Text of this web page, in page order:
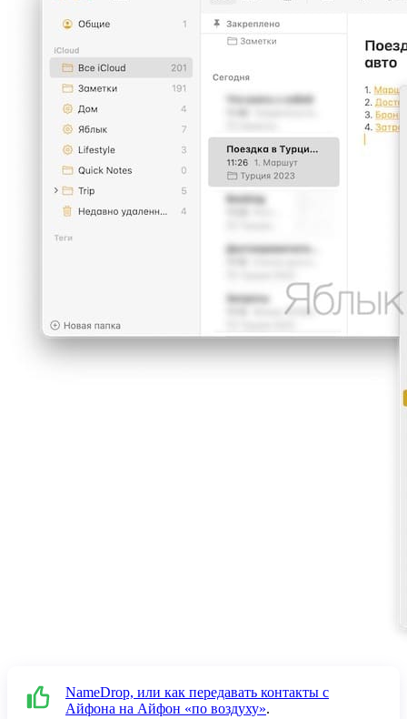
NameDrop, или как передавать контакты с
Айфона на Айфон «по воздуху».